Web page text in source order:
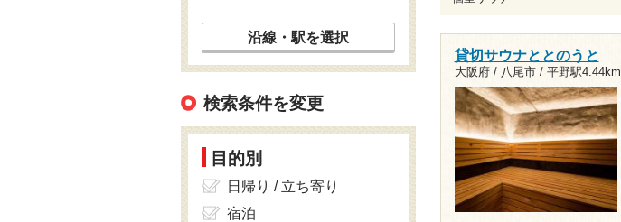
貸切サウナととのうと
大阪府 / 八尾市 / 平野駅4.44km
沿線・駅を選択
検索条件を変更
目的別
日帰り / 立ち寄り
宿泊